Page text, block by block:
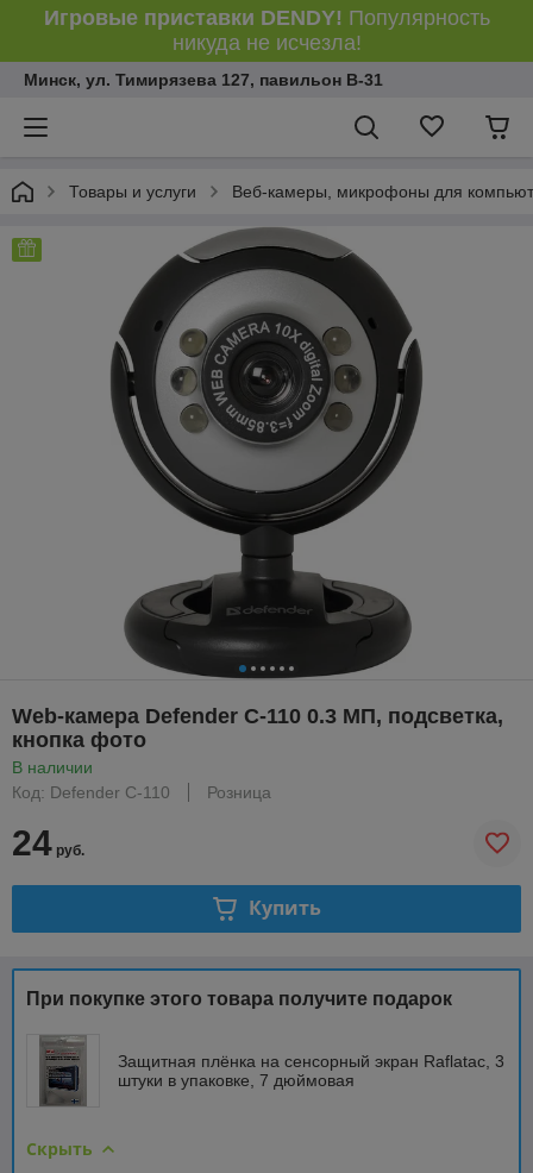
Игровые приставки DENDY! Популярность
никуда не исчезла!
Минск, ул. Тимирязева 127, павильон В-31
Товары и услуги Веб-камеры, микрофоны для
Web-камера Defender C-110 0.3 МП, подсветка,
кнопка фото
В наличии
Код: Defender C-110
Розница
24 руб.
Купить
При покупке этого товара получите подарок
Защитная плёнка на сенсорный экран Raflatac, 3
штуки в упаковке, 7 дюймовая
Скрыть